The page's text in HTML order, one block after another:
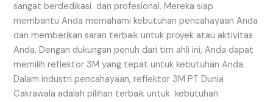
sangat berdedikasi dan profesional. Mereka siap
membantu Anda memahami kebutuhan pencahayaan Anda
dan memberikan saran terbaik untuk proyek atau aktivitas
Anda. Dengan dukungan penuh dari tim ahli ini, Anda dapat
memilih reflektor 3M yang tepat untuk kebutuhan Anda.
Dalam industri pencahayaan, reflektor 3M PT Dunia
Cakrawala adalah pilihan terbaik untuk kebutuhan